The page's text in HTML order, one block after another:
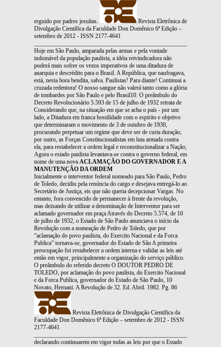
erguido por padres jesuítas.
Revista Eletrônica de
Divulgação Científica da Faculdade Don Domênico 6ª Edição –
setembro de 2012 - ISSN 2177-4641
Hoje em São Paulo, amparada pelas armas e pela vontade
indomável da população paulista, a idéia reivindicadora não
poderá mais sofrer os vezos imperativos de uma ditadura de
anarquia e descrédito para o Brasil. A República, que naufragava,
está, nesta hora bendita, salva. Paulistas! Para diante! Continuai a
cruzada redentora! O nosso sangue não valerá tanto como a glória
de tombardes por São Paulo e pelo Brasil10. O preâmbulo do
Decreto Revolucionário 5.593 de 15 de julho de 1932 retrata de
Considerando que, na situação em que se acha o país - por um
lado, a Ditadura em franca hostilidade com o espirito e objetivo
que determinaram o movimento de 3 de outubro de 1930,
procurando perpetuar um regime que deve ser de curta duração;
por outro, as Forças Constitucionalistas em luta armada contra
ela, para restabelecer a ordem legal e reconstitucionalizar a Nação;
Agora o estado paulista levantava-se contra o governo federal, em
nome de uma nova ACLAMAÇÃO DO GOVERNADOR E A
MANUTENÇÃO DA ORDEM
Inicialmente o interventor federal nomeado para São Paulo, Pedro
de Toledo, decidiu pela renúncia do cargo e desejava entregá-lo ao
Secretário de Justiça, eis que não queria decepcionar Vargas. No
entanto, fora convencido de permanecer à frente da revolução,
mas deixando de utilizar a denominação de Interventor para ser
aclamado governador em praça Através do Decreto 5.574, de 10
de julho de 1932, o Estado de São Paulo anunciava o início da
Revolução com a nomeação de Pedro de Toledo, que por
“aclamação do povo paulista, do Exercito Nacional e da Forca
Publica” tornava-se, governador do Estado de São A primeira
preocupação foi restabelecer a ordem interna e validar as leis até
então em vigor, principalmente a organização do serviço público.
O preâmbulo do referido decreto O DOUTOR PEDRO DE
TOLEDO, por aclamação do povo paulista, do Exercito Nacional
e da Forca Publica, governador do Estado de São Paulo, 10
Novato, Hernani. A Revolução de 32. Ed. Abril. 1982. Pg. 86
Revista Eletrônica de Divulgação Científica da
Faculdade Don Domênico 6ª Edição – setembro de 2012 - ISSN
2177-4641
declarando continuarem em vigor todas as leis por que o Estado